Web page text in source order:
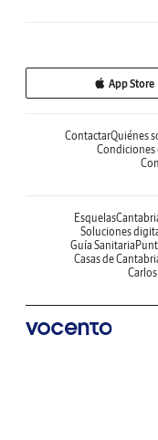
App Store
ContactarQuiénes
Condiciones
Esquelas
Soluciones
Guía Sanitaria
Casas de